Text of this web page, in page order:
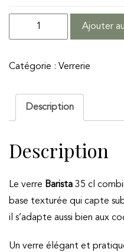
quantité
de
Highball
GAMME
BARISTA
Ajouter
Catégorie : Verrerie
Description
Description
Le verre Barista 35 cl
base texturée qui capte
il s’adapte aussi bien aux
Un verre élégant et